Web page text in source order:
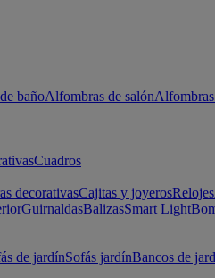
bañoAlfombras de salón
Cuadros
decorativasCajitas y joyerosRelojes
GuirnaldasBalizasSmart Light
de jardínSofás jardínBancos de